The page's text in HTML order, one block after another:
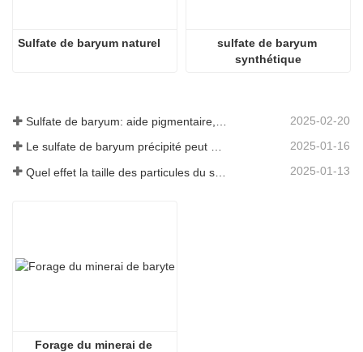
Sulfate de baryum naturel
sulfate de baryum
synthétique
2025-02-20
Le sulfate de baryum précipité peut améliorer considérablement les performances des revêtements 2025-01-16
2025-01-13
Forage du minerai de